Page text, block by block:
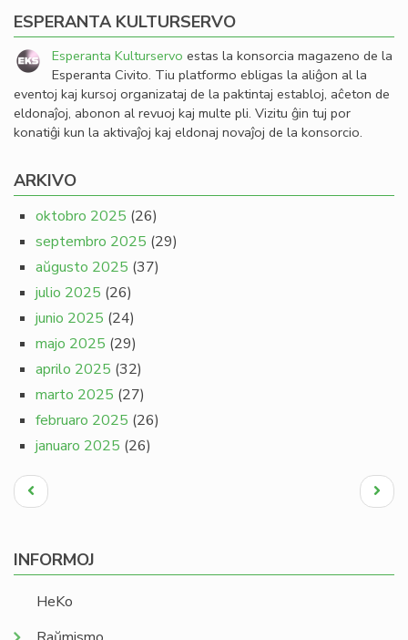
ESPERANTA KULTURSERVO
Esperanta Kulturservo estas la konsorcia magazeno de la
Esperanta Civito. Tiu platformo ebligas la aliĝon al la
eventoj kaj kursoj organizataj de la paktintaj establoj, aĉeton de
eldonaĵoj, abonon al revuoj kaj multe pli. Vizitu ĝin tuj por
konatiĝi kun la aktivaĵoj kaj eldonaj novaĵoj de la konsorcio.
ARKIVO
oktobro 2025 (26)
septembro 2025 (29)
aŭgusto 2025 (37)
julio 2025 (26)
junio 2025 (24)
majo 2025 (29)
aprilo 2025 (32)
marto 2025 (27)
februaro 2025 (26)
januaro 2025 (26)
Pagination
Antaŭa
paĝo
Next
page
INFORMOJ
HeKo